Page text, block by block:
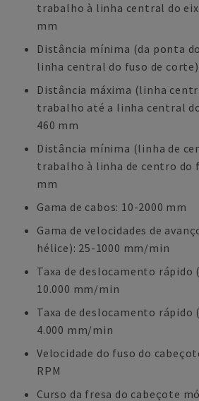
trabalho à linha central do
mm
Distância mínima (da ponta
linha central do fuso de
Distância máxima (linha
trabalho até a linha central
460 mm
Distância mínima (linha de
trabalho à linha de centro do
mm
Gama de cabos: 10-2000 mm
Gama de velocidades de
hélice): 25-1000 mm/min
Taxa de deslocamento rápido
10.000 mm/min
Taxa de deslocamento
4.000 mm/min
Velocidade do fuso do
RPM
Curso da fresa do cabeçote